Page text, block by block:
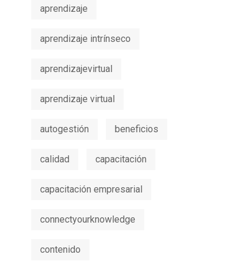
aprendizaje
aprendizaje intrínseco
aprendizajevirtual
aprendizaje virtual
autogestión beneficios
calidad capacitación
capacitación empresarial
connectyourknowledge
contenido